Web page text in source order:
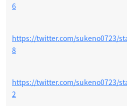
6
https://twitter.com/sukeno0723/
8
https://twitter.com/sukeno0723/
2